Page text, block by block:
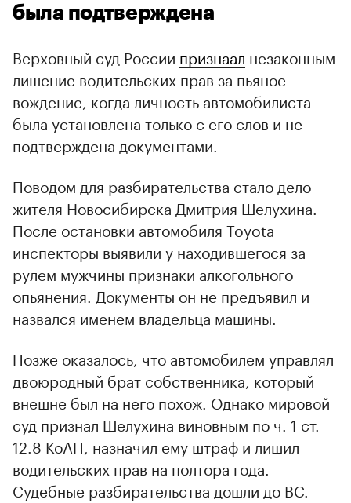
была подтверждена
00:00 / 00:00
Верховный суд России признаал незаконным
лишение водительских прав за пьяное
вождение, когда личность автомобилиста
была установлена только с его слов и не
подтверждена документами.
Поводом для разбирательства стало дело
жителя Новосибирска Дмитрия Шелухина.
После остановки автомобиля Toyota
инспекторы выявили у находившегося за
рулем мужчины признаки алкогольного
опьянения. Документы он не предъявил и
назвался именем владельца машины.
Позже оказалось, что автомобилем управлял
двоюродный брат собственника, который
внешне был на него похож. Однако мировой
суд признал Шелухина виновным по ч. 1 ст.
12.8 КоАП, назначил ему штраф и лишил
водительских прав на полтора года.
Судебные разбирательства дошли до ВС.